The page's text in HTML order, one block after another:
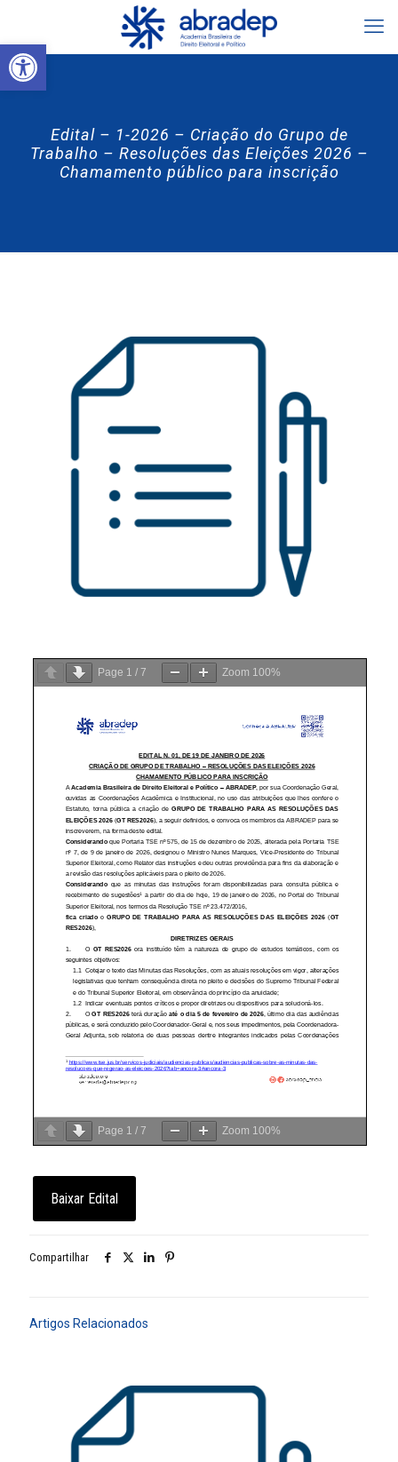
Abrir a barra de ferramentas
Edital – 1-2026 – Criação do Grupo de
Trabalho – Resoluções das Eleições 2026 –
Chamamento público para inscrição
Page 1 / 7 Zoom 100%
Page 1 / 7 Zoom 100%
Baixar Edital
Compartilhar
Artigos Relacionados